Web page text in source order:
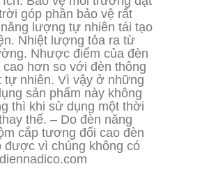
góp phần bảo vệ rất
lượng tự nhiên tái tạo
Nhiệt lượng tỏa ra từ
Nhược điểm của đèn
hơn so với đèn thông
tự nhiên. Vì vậy ở những
sản phẩm này không
thì khi sử dụng một thời
thế. – Do đèn năng
cắp tương đối cao đèn
được vì chúng không có